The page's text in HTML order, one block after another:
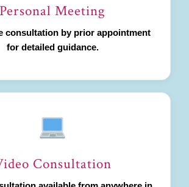
Personal Meeting
consultation by prior appointment
for detailed guidance.
Consultation